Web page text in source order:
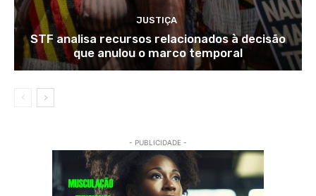
JUSTIÇA
STF analisa recursos relacionados à decisão
que anulou o marco temporal
- PUBLICIDADE -